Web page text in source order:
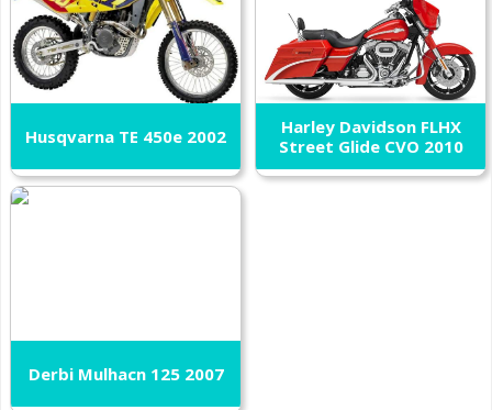
Husqvarna TE 450e 2002
Harley Davidson FLHX
Street Glide CVO 2010
Derbi Mulhacn 125 2007